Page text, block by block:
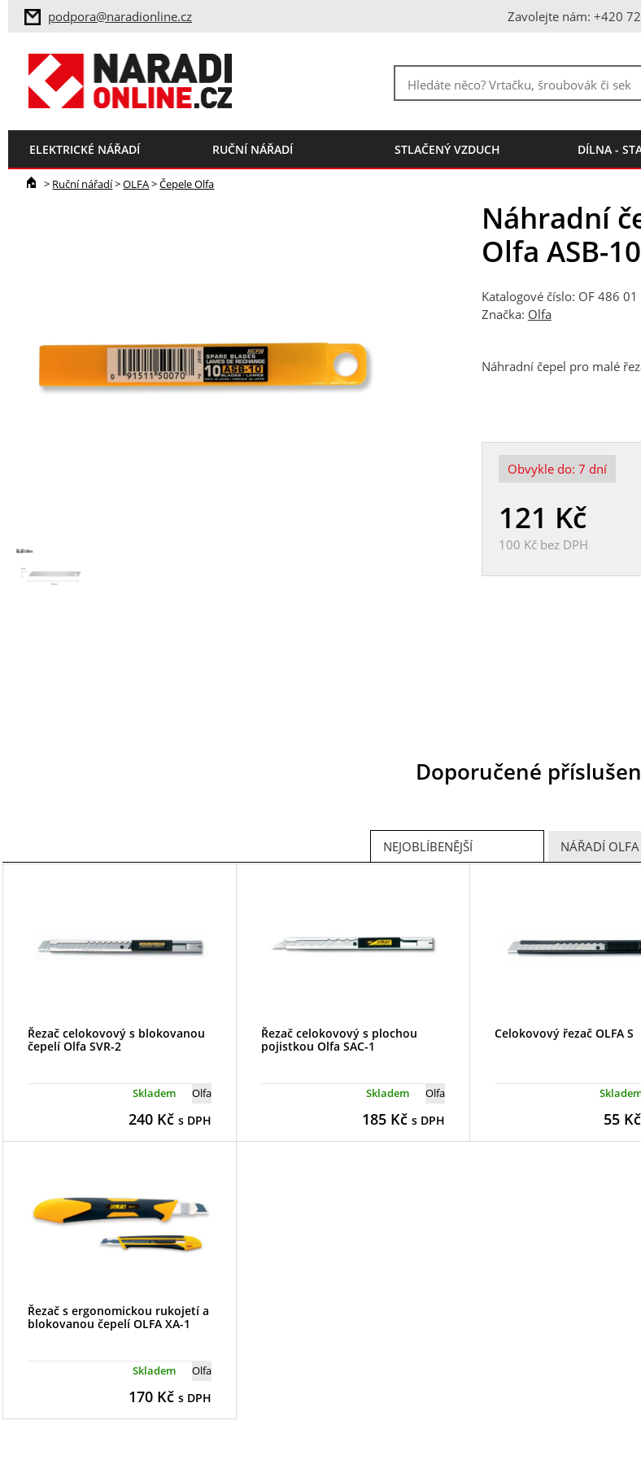
podpora@naradionline.cz Zavolejte nám: +420
ELEKTRICKÉ NÁŘADÍ RUČNÍ NÁŘADÍ STLAČENÝ VZDUCH DÍLNA -
> Ruční nářadí>OLFA>Čepele Olfa
Náhradní
Olfa ASB-
Katalogové číslo: OF 486 01
Značka: Olfa
Náhradní čepel pro malé
Obvykle do: 7 dní
121 Kč
100 Kčbez DPH
Doporučené
NEJOBLÍBENĚJŠÍ NÁŘADÍ OLFA
Řezač celokovový s blokovanou
čepelí Olfa SVR-2
Olfa
Skladem
240Kč s DPH
Řezač celokovový s plochou
pojistkou Olfa SAC-1
Olfa
Skladem
185Kč s DPH
Celokovový řezač OLFA S
55Kč
Řezač s ergonomickou rukojetí a
blokovanou čepelí OLFA XA-1
Olfa
Skladem
170Kč s DPH